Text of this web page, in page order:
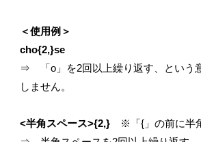
＜使用例＞
cho{2,}se
⇒ 「o」を2回以上繰り返す、という
しません。
<半角スペース>{2,} ※「{」の前に半